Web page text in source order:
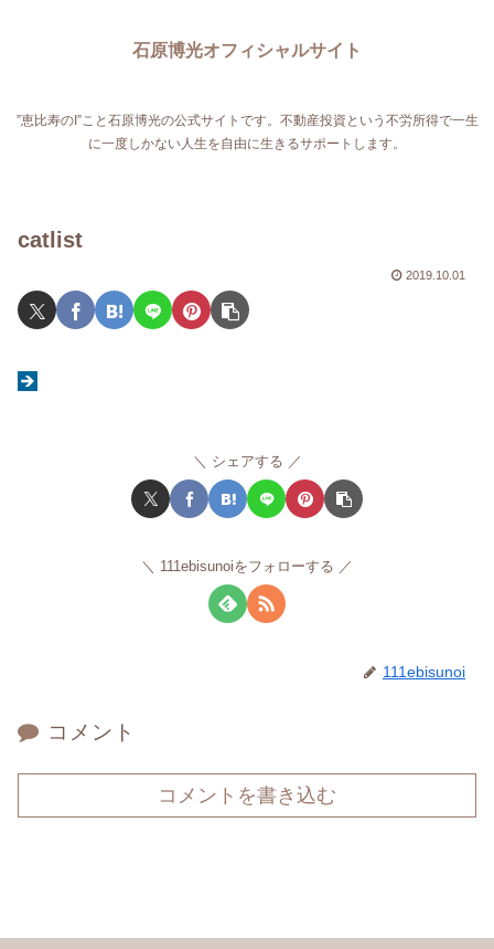
石原博光オフィシャルサイト
”恵比寿のI”こと石原博光の公式サイトです。不動産投資という不労所得で一生
に一度しかない人生を自由に生きるサポートします。
catlist
2019.10.01
シェアする
111ebisunoiをフォローする
111ebisunoi
コメント
コメントを書き込む